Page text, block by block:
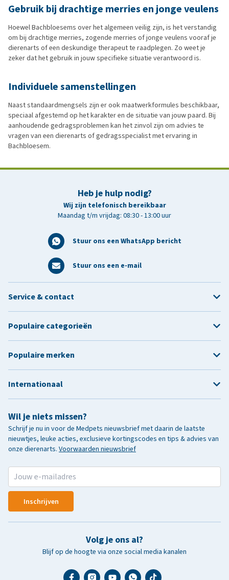
Gebruik bij drachtige merries en jonge veulens
Hoewel Bachbloesems over het algemeen veilig zijn, is het verstandig
om bij drachtige merries, zogende merries of jonge veulens vooraf je
dierenarts of een deskundige therapeut te raadplegen. Zo weet je
zeker dat het gebruik in jouw specifieke situatie verantwoord is.
Individuele samenstellingen
Naast standaardmengsels zijn er ook maatwerkformules beschikbaar,
speciaal afgestemd op het karakter en de situatie van jouw paard. Bij
aanhoudende gedragsproblemen kan het zinvol zijn om advies te
vragen van een dierenarts of gedragsspecialist met ervaring in
Bachbloesem.
Heb je hulp nodig?
Wij zijn telefonisch bereikbaar
Maandag t/m vrijdag: 08:30 - 13:00 uur
Stuur ons een WhatsApp bericht
Stuur ons een e-mail
Wil je niets missen?
Schrijf je nu in voor de Medpets nieuwsbrief met daarin de laatste
nieuwtjes, leuke acties, exclusieve kortingscodes en tips & advies van
onze dierenarts. Voorwaarden nieuwsbrief
Inschrijven
Volg je ons al?
Blijf op de hoogte via onze social media kanalen
Service & contact
Populaire categorieën
Populaire merken
Internationaal